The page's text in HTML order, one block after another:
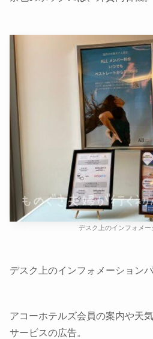
デスク上のインフォメー
デスク上のインフォメーションパ
アコーホテルズ会員の案内や天
サービスの広告。